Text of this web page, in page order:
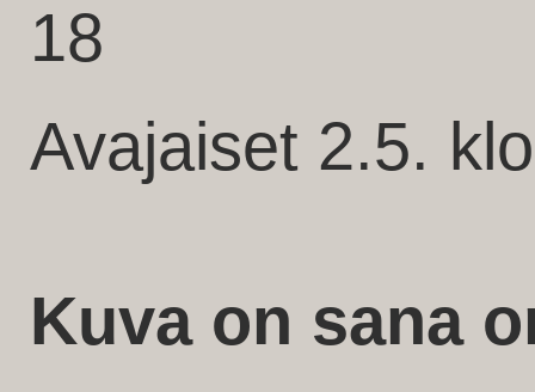
18
Avajaiset 2.5.
Kuva on sana